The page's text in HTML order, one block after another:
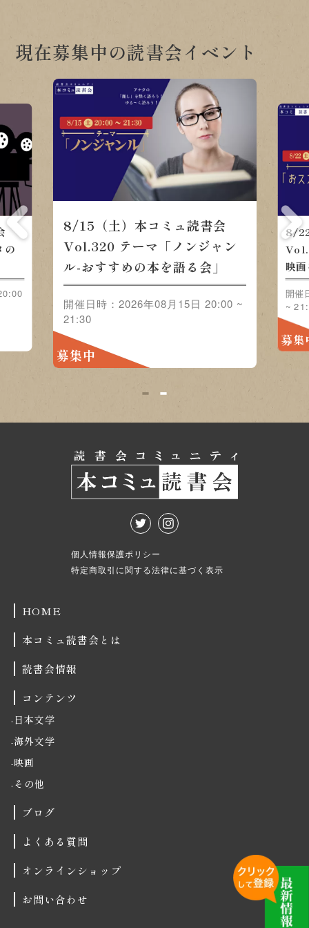
現在募集中の読書会イベント
の
8/15（土）本コミュ読書会
Vol.320 テーマ「ノンジャン
ル-おすすめの本を語る会」
開催日時：2026年08月15日 20:00 ~
21:30
募集中
8/
映
開催
~
募集
1 2
個人情報保護ポリシー
特定商取引に関する法律に基づく表示
HOME
本コミュ読書会とは
読書会情報
コンテンツ
日本文学
海外文学
映画
その他
ブログ
よくある質問
オンラインショップ
お問い合わせ